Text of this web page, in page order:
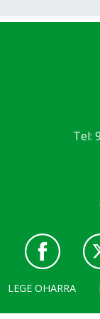
Tel:
LEGE OHARRA